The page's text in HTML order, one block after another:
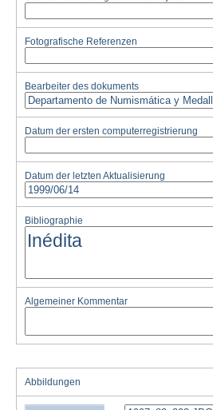
Fotografische Referenzen
Bearbeiter des dokuments
Datum der ersten computerregistrierung
Datum der letzten Aktualisierung
Bibliographie
Algemeiner Kommentar
Abbildungen